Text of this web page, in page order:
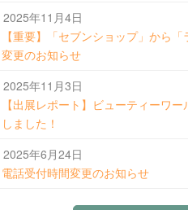
2025年11月4日
【重要】「セブンショップ」から
変更のお知らせ
2025年11月3日
【出展レポート】ビューティーワ
しました！
2025年6月24日
電話受付時間変更のお知らせ